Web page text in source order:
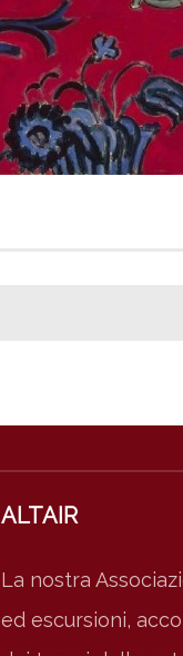
ALTAIR
La nostra
ed escursioni,